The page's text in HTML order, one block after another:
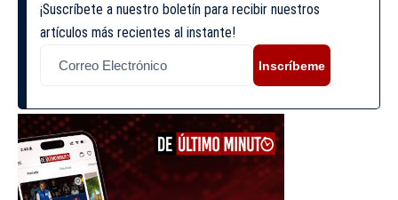
¡Suscríbete a nuestro boletín para recibir nuestros
artículos más recientes al instante!
Inscríbeme